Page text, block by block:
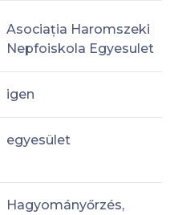
Asociația Haromszeki
Nepfoiskola Egyesulet
igen
egyesület
Hagyományőrzés,